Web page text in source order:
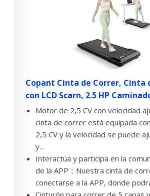
Copant Cinta de Correr, Cinta
con LCD Scarn, 2.5 HP
Motor de 2,5 CV con velocidad
cinta de correr está equipada
2,5 CV y la velocidad se puede
y...
Interactúa y participa en la
de la APP：Nuestra cinta de
conectarse a la APP, donde